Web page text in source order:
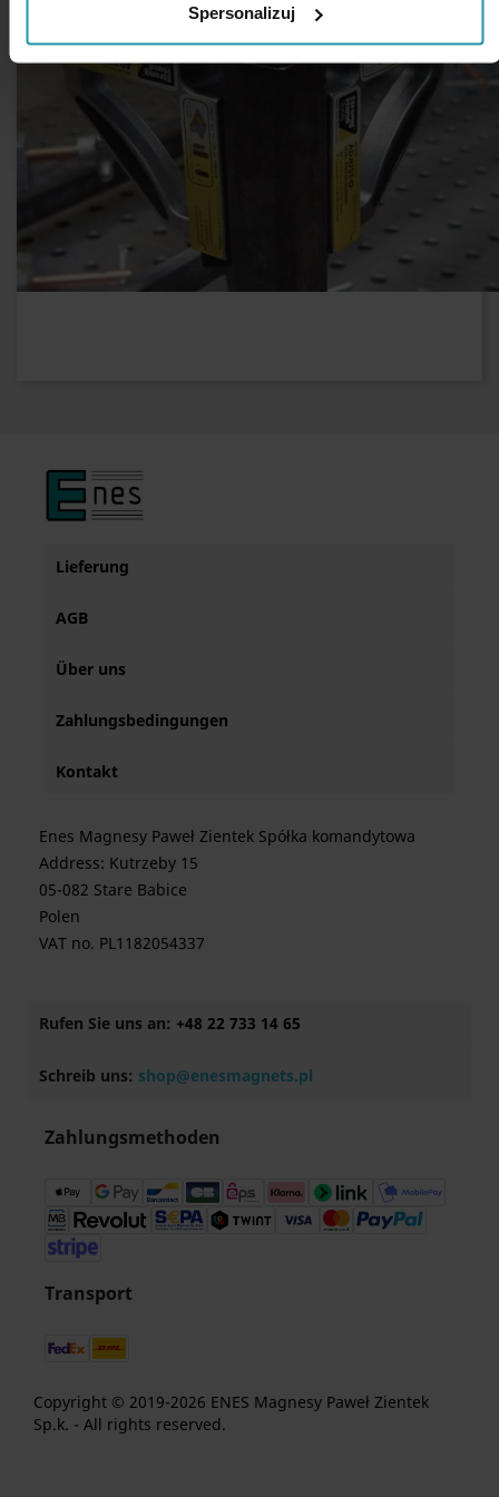
Spersonalizuj
Lieferung
AGB
Über uns
Zahlungsbedingungen
Kontakt
Enes Magnesy Paweł Zientek Spółka komandytowa
Address: Kutrzeby 15
05-082 Stare Babice
Polen
VAT no. PL1182054337
Rufen Sie uns an: +48 22 733 14 65
Schreib uns: shop@enesmagnets.pl
Zahlungsmethoden
Transport
Copyright © 2019-2026 ENES Magnesy Paweł Zientek
Sp.k. - All rights reserved.